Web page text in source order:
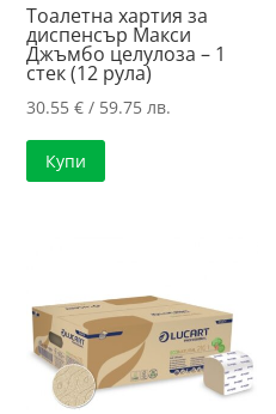
Тоалетна хартия за
диспенсър Макси
Джъмбо целулоза – 1
стек (12 рула)
30.55€ / 59.75 лв.
Купи